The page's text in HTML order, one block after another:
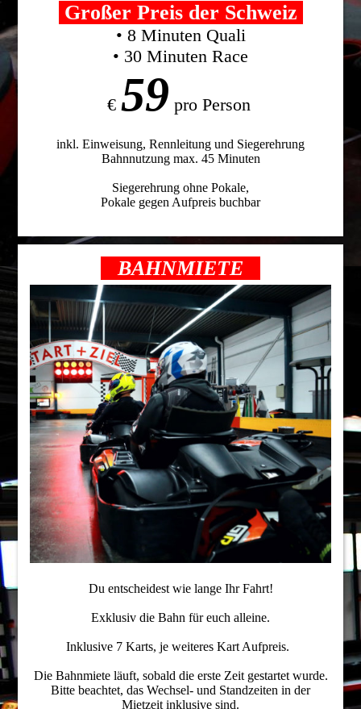
Großer Preis der Schweiz
• 8 Minuten Quali
• 30 Minuten Race
€ 59 pro Person
inkl. Einweisung, Rennleitung und Siegerehrung
Bahnnutzung max. 45 Minuten
Siegerehrung ohne Pokale,
Pokale gegen Aufpreis buchbar
BAHNMIETE
Du entscheidest wie lange Ihr Fahrt!
Exklusiv die Bahn für euch alleine.
Inklusive 7 Karts, je weiteres Kart Aufpreis.
Die Bahnmiete läuft, sobald die erste Zeit gestartet wurde.
Bitte beachtet, das Wechsel- und Standzeiten in der
Mietzeit inklusive sind.